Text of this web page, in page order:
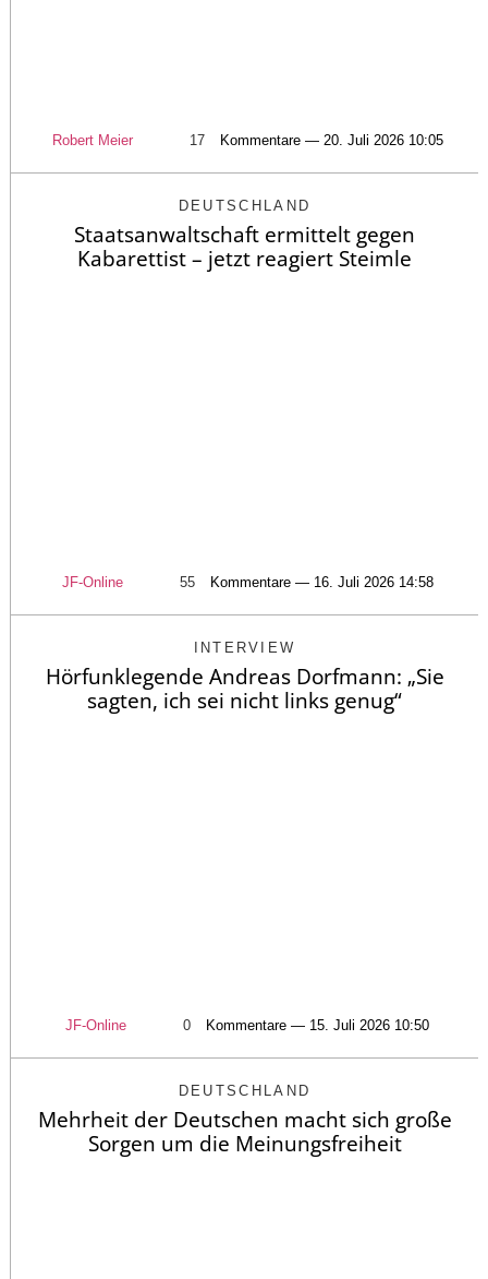
Robert Meier 17 Kommentare — 20. Juli 2026 10:05
DEUTSCHLAND
Staatsanwaltschaft ermittelt gegen
Kabarettist – jetzt reagiert Steimle
JF-Online 55 Kommentare — 16. Juli 2026 14:58
INTERVIEW
Hörfunklegende Andreas Dorfmann: „Sie
sagten, ich sei nicht links genug“
JF-Online 0 Kommentare — 15. Juli 2026 10:50
DEUTSCHLAND
Mehrheit der Deutschen macht sich große
Sorgen um die Meinungsfreiheit